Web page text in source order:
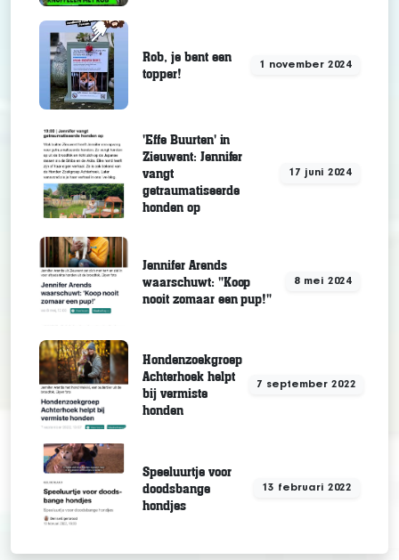
Rob, je bent een
topper!
1 november 2024
'Effe Buurten' in
Zieuwent: Jennifer
vangt
getraumatiseerde
honden op
17 juni 2024
Jennifer Arends
waarschuwt: "Koop
nooit zomaar een pup!"
8 mei 2024
Hondenzoekgroep
Achterhoek helpt
bij vermiste
honden
7 september 2022
Speeluurtje voor
doodsbange
hondjes
13 februari 2022